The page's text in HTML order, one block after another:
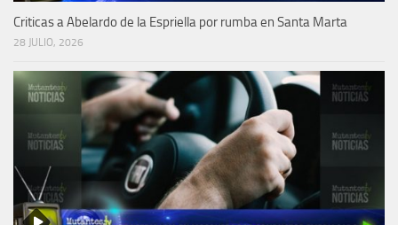
Criticas a Abelardo de la Espriella por rumba en Santa Marta
28 JULIO, 2026